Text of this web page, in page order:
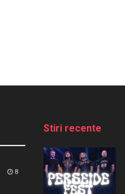
8
Stiri recente